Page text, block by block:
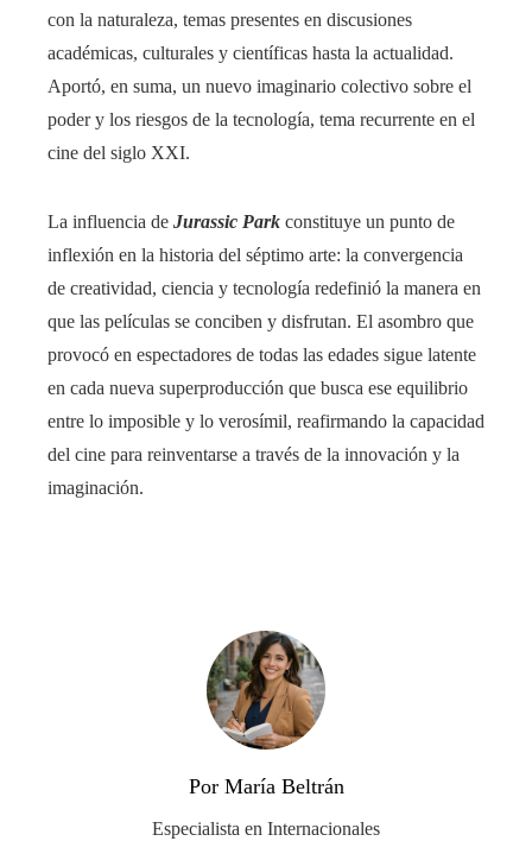
con la naturaleza, temas presentes en discusiones
académicas, culturales y científicas hasta la actualidad.
Aportó, en suma, un nuevo imaginario colectivo sobre el
poder y los riesgos de la tecnología, tema recurrente en el
cine del siglo XXI.
La influencia de Jurassic Park constituye un punto de
inflexión en la historia del séptimo arte: la convergencia
de creatividad, ciencia y tecnología redefinió la manera en
que las películas se conciben y disfrutan. El asombro que
provocó en espectadores de todas las edades sigue latente
en cada nueva superproducción que busca ese equilibrio
entre lo imposible y lo verosímil, reafirmando la capacidad
del cine para reinventarse a través de la innovación y la
imaginación.
Por María Beltrán
Especialista en Internacionales